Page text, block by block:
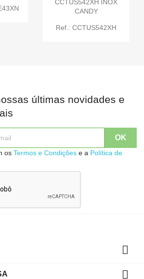
CCTUS542XH INOX
CANDY
Ref.: CCTUS542XH
últimas novidades e
os Termos e Condições e a Política de

